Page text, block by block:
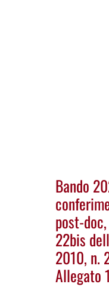
Bando
post-
22bis
2010, n.
Allegato